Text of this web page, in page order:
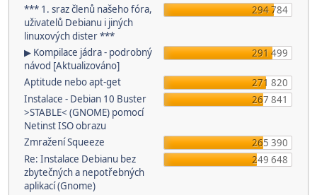
*** 1. sraz členů našeho fóra,
uživatelů Debianu i jiných
linuxových dister ***
294 784
▶ Kompilace jádra - podrobný
návod [Aktualizováno]
291 499
Aptitude nebo apt-get
271 820
Instalace - Debian 10 Buster
>STABLE< (GNOME) pomocí
Netinst ISO obrazu
267 841
Zmražení Squeeze
265 390
Re: Instalace Debianu bez
zbytečných a nepotřebných
aplikací (Gnome)
249 648